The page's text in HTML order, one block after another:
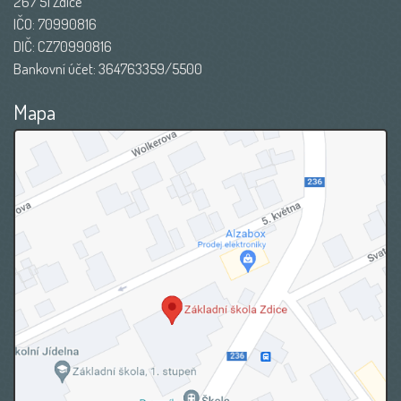
IČO: 70990816
DIČ: CZ70990816
Bankovní účet: 364763359/5500
Mapa